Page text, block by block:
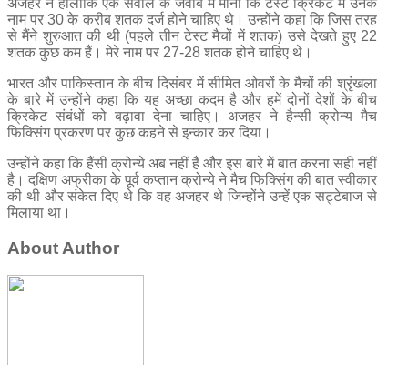
नाम पर 30 के करीब शतक दर्ज होने चाहिए थे। उन्होंने कहा कि जिस तरह
से मैंने शुरुआत की थी (पहले तीन टेस्ट मैचों में शतक) उसे देखते हुए 22
शतक कुछ कम हैं। मेरे नाम पर 27-28 शतक होने चाहिए थे।
भारत और पाकिस्तान के बीच दिसंबर में सीमित ओवरों के मैचों की श्रृंखला
के बारे में उन्होंने कहा कि यह अच्छा कदम है और हमें दोनों देशों के बीच
क्रिकेट संबंधों को बढ़ावा देना चाहिए। अजहर ने हैन्सी क्रोन्य मैच
फिक्सिंग प्रकरण पर कुछ कहने से इन्कार कर दिया।
उन्होंने कहा कि हैंसी क्रोन्ये अब नहीं हैं और इस बारे में बात करना सही नहीं
है। दक्षिण अफ्रीका के पूर्व कप्तान क्रोन्ये ने मैच फिक्सिंग की बात स्वीकार
की थी और संकेत दिए थे कि वह अजहर थे जिन्होंने उन्हें एक सट्टेबाज से
मिलाया था।
About Author